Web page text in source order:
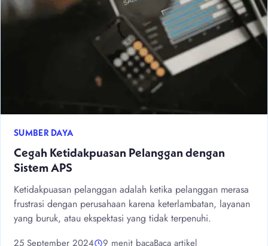
SUMBER DAYA
Cegah Ketidakpuasan Pelanggan dengan
Sistem APS
Ketidakpuasan pelanggan adalah ketika pelanggan merasa
frustrasi dengan perusahaan karena keterlambatan, layanan
yang buruk, atau ekspektasi yang tidak terpenuhi.
25 September 2024 9 menit bacaBaca artikel